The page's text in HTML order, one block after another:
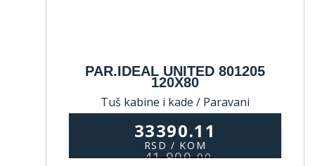
PAR.IDEAL UNITED 801205
120X80
Tuš kabine i kade / Paravani
33390.11
RSD / KOM
41.900,00